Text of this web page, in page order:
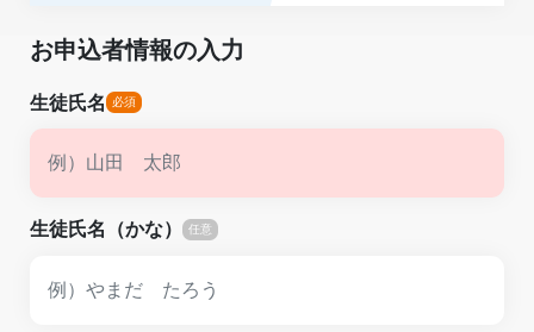
お申込者情報の入力
生徒氏名
生徒氏名（かな）